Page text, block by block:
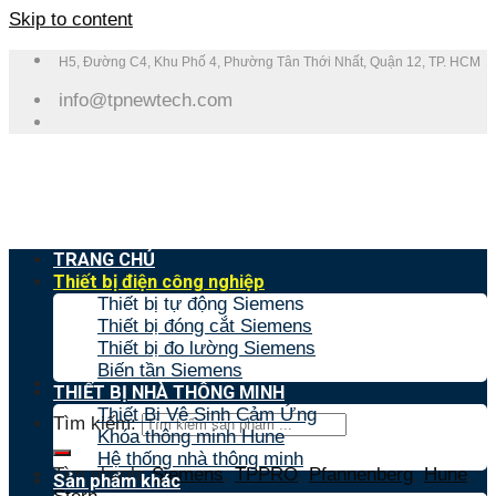
Skip to content
H5, Đường C4, Khu Phố 4, Phường Tân Thới Nhất, Quận 12, TP. HCM
info@tpnewtech.com
Tìm kiếm:
Tìm nhanh:Siemens,TPPRO,Pfannenberg,Hune,
TRANG CHỦ
Thiết bị điện công nghiệp
Thiết bị tự động Siemens
Thiết bị đóng cắt Siemens
Thiết bị đo lường Siemens
Biến tần Siemens
THIẾT BỊ NHÀ THÔNG MINH
Thiết Bị Vệ Sinh Cảm Ứng
Khóa thông minh Hune
Hệ thống nhà thông minh
Sản phẩm khác